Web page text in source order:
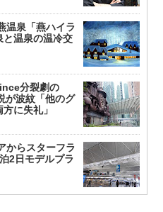
温泉「燕ハイラ
と温泉の温冷交
分裂劇の
が波紋「他のグ
に失礼」
からスターフラ
2日モデルプラ